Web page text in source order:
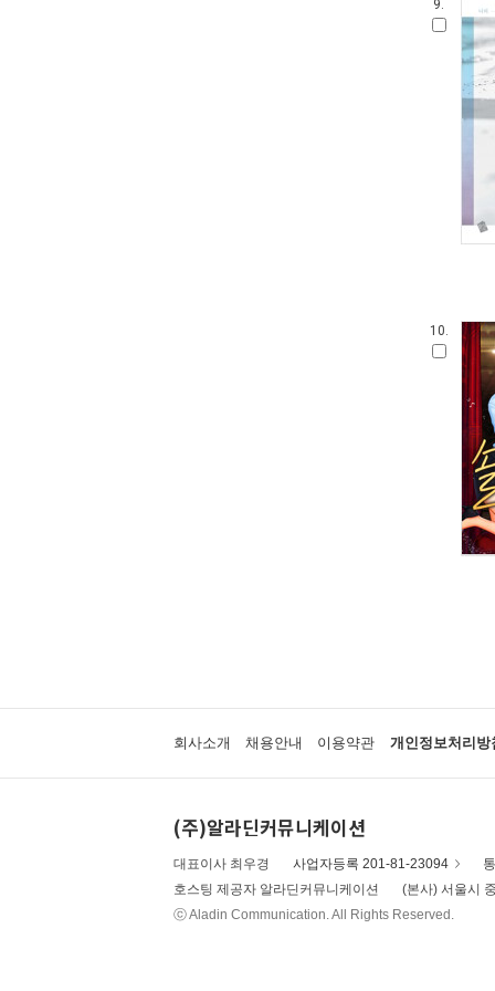
9.
10.
회사소개 채용안내 이용약관 개인정보처리방
(주)알라딘커뮤니케이션
대표이사 최우경 사업자등록 201-81-23094
호스팅 제공자 알라딘커뮤니케이션
(본사) 서울시
ⓒ Aladin Communication. All Rights Reserved.